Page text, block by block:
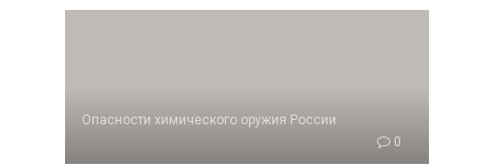
Опасности химического оружия России
0